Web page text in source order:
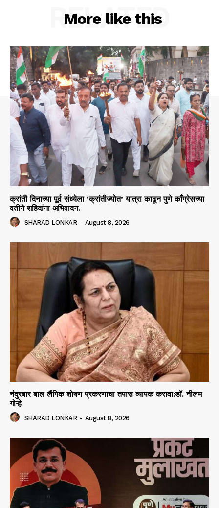
More like this
RELATED
क्रांती दिनाच्या पूर्व संध्येला ‘क्रांतीज्योत’ यात्रा काढून पुणे काँग्रेसच्या
वतीने शहिदांना अभिवादन.
SHARAD LONKAR - August 8, 2026
नंदुरबार बाल लैंगिक शोषण प्रकरणाचा तपास व्यापक करावा:डॉ. नीलम
गोऱ्हे
SHARAD LONKAR - August 8, 2026